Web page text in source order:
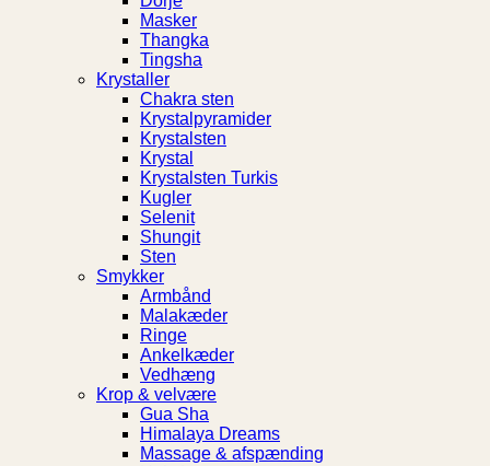
Masker
Thangka
Tingsha
Krystaller
Chakra sten
Krystalpyramider
Krystalsten
Krystal
Krystalsten Turkis
Kugler
Selenit
Shungit
Sten
Smykker
Armbånd
Malakæder
Ringe
Ankelkæder
Vedhæng
Krop & velvære
Gua Sha
Himalaya Dreams
Massage & afspænding